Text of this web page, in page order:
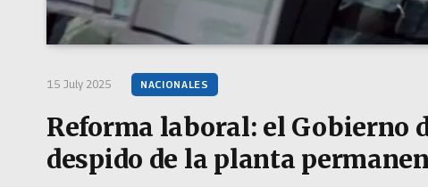
15 July 2025 NACIONALES
Reforma laboral: el Gobierno
despido de la planta